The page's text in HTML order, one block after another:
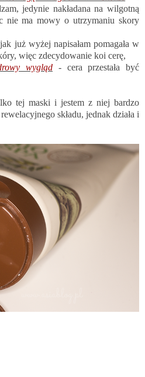
jedynie nakładana na wilgotną
nie ma mowy o utrzymaniu skory
już wyżej napisałam pomagała w
więc zdecydowanie koi cerę,
wygląd - cera przestała być
tej maski i jestem z niej bardzo
składu, jednak działa i